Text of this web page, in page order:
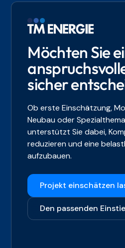
Mitdenken, weil jede Anlage im
und Verantwortung tragen
Arbeiten,
sucht keine Selbstdarsteller,
Wer klare Zuständigkeiten
ihnen verschwinden will, ist
verlangt Mitdenken,
Details, weil Qualität bei
Sportstättenprojekten im
Möchten Sie
sicher
Ob erste Einschätzung,
Neubau oder
unterstützt Sie dabei,
reduzieren und eine
aufzubauen.
Projekt einschätzen
Den passenden